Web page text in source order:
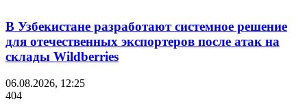
В Узбекистане разработают системное решение
для отечественных экспортеров после атак на
склады Wildberries
06.08.2026, 12:25
404